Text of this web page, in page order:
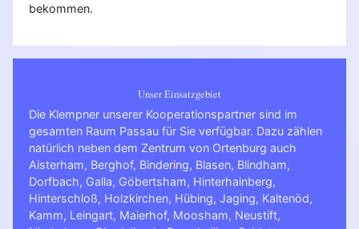
bekommen.
Unser Einsatzgebiet
Die Klempner unserer Kooperationspartner sind im
gesamten Raum Passau für Sie verfügbar. Dazu zählen
natürlich neben dem Zentrum von Ortenburg auch
Aisterham, Berghof, Bindering, Blasen, Blindham,
Dorfbach, Galla, Göbertsham, Hinterhainberg,
Hinterschloß, Holzkirchen, Hübing, Jaging, Kaltenöd,
Kamm, Leingart, Maierhof, Moosham, Neustift,